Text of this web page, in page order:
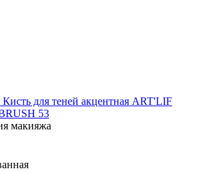
для теней акцентная ART'LIF
53
макияжа